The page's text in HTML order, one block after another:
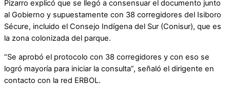
Pizarro explicó que se llegó a consensuar el documento junto
al Gobierno y supuestamente con 38 corregidores del Isiboro
Sécure, incluido el Consejo Indígena del Sur (Conisur), que es
la zona colonizada del parque.
“Se aprobó el protocolo con 38 corregidores y con eso se
logró mayoría para iniciar la consulta”, señaló el dirigente en
contacto con la red ERBOL.